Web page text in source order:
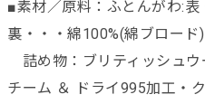
■素材／原料：ふとんがわ:
裏・・・綿100%(綿ブロード)
詰め物：ブリティッシュウ
チーム ＆ ドライ995加工・